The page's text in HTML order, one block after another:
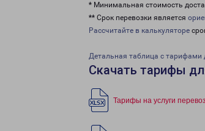
* Минимальная стоимость
** Срок перевозки является
Рассчитайте в калькуляторе
Детальная таблица с тарифами
Скачать тарифы
Тарифы на услуги